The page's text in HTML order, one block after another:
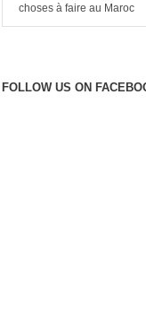
choses à faire au Maroc
FOLLOW US ON